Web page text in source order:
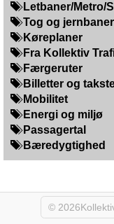
Letbaner/Metro/
Tog og jernbaner
Køreplaner
Fra Kollektiv
Færgeruter
Billetter og
Mobilitet
Energi og miljø
Passagertal
Bæredygtighed
©